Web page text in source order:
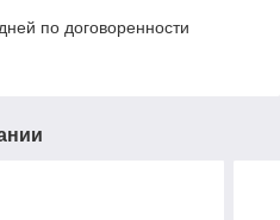
по договоренности